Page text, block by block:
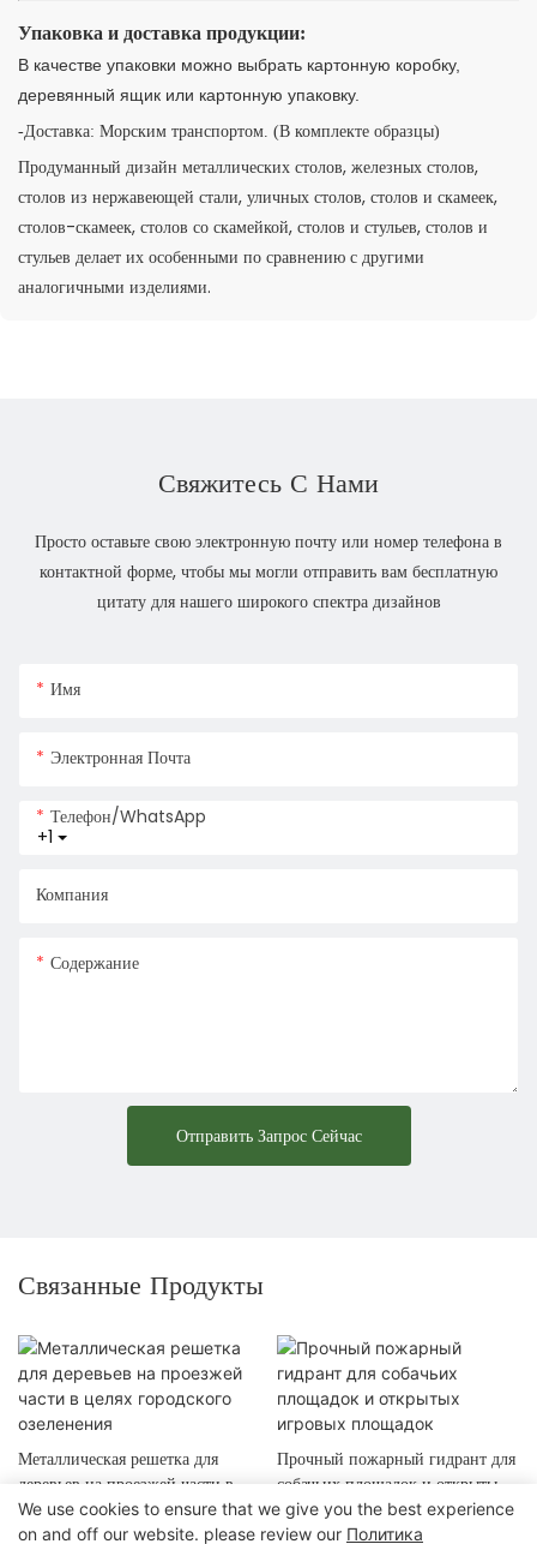
Упаковка и доставка продукции:
В качестве упаковки можно выбрать картонную коробку,
деревянный ящик или картонную упаковку.
-Доставка: Морским транспортом. (В комплекте образцы)
Продуманный дизайн металлических столов, железных столов,
столов из нержавеющей стали, уличных столов, столов и скамеек,
столов-скамеек, столов со скамейкой, столов и стульев, столов и
стульев делает их особенными по сравнению с другими
аналогичными изделиями.
Свяжитесь С Нами
Просто оставьте свою электронную почту или номер телефона в
контактной форме, чтобы мы могли отправить вам бесплатную
цитату для нашего широкого спектра дизайнов
Имя
Электронная Почта
+1
Телефон/WhatsApp
Компания
Содержание
Отправить Запрос Сейчас
Связанные Продукты
Металлическая решетка для
деревьев на проезжей части в
целях городского озеленения
Прочный пожарный гидрант для
собачьих площадок и открытых
игровых площадок
We use cookies to ensure that we give you the best experience
on and off our website. please review our Политика